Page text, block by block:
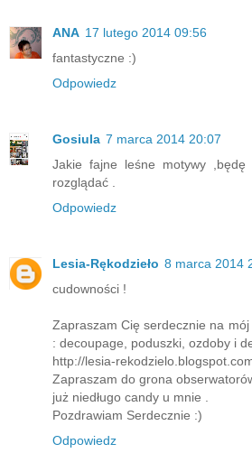
ANA 17 lutego 2014 09:56
fantastyczne :)
Odpowiedz
Gosiula 7 marca 2014 20:07
Jakie fajne leśne motywy
rozglądać .
Odpowiedz
Lesia-Rękodzieło 8 marca 2014
cudowności !
Zapraszam Cię serdecznie na mój
: decoupage, poduszki, ozdoby i
http://lesia-
Zapraszam do grona
już niedługo candy u mnie .
Pozdrawiam Serdecznie :)
Odpowiedz